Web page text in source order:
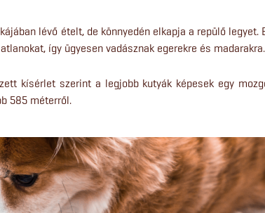
lévő ételt, de könnyedén elkapja a repülő legyet.
így ügyesen vadásznak egerekre és madarakra.
kísérlet szerint a legjobb kutyák képesek egy
585 méterről.